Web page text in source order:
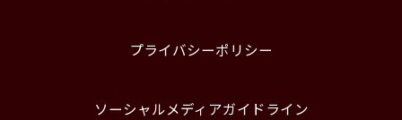
プライバシーポリシー
ソーシャルメディアガイドライン